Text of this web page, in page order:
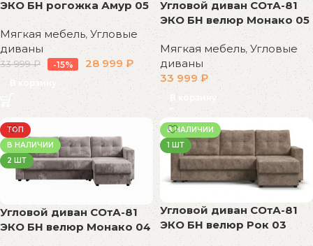
ЭКО БН рогожка Амур 05
Мягкая мебель, Угловые
диваны
33 999₽ -15% 28 999₽
В корзину
Угловой диван СОтА-81
ЭКО БН велюр Монако 05
Мягкая мебель,Угловые
диваны
33 999₽
В корзину
ТОП
В НАЛИЧИИ
2 ШТ
Угловой диван СОтА-81
ЭКО БН велюр Монако 04
В НАЛИЧИИ
1 ШТ
Угловой диван СОтА-81
ЭКО БН велюр Рок 03